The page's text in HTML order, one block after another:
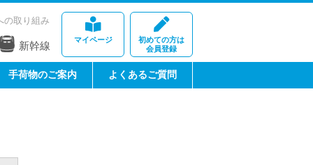
マイページ
初めての方は
会員登録
の取り組み
新幹線
手荷物のご案内 よくあるご質問